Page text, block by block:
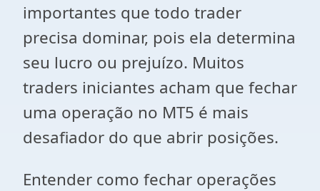
importantes que todo trader
precisa dominar, pois ela determina
seu lucro ou prejuízo. Muitos
traders iniciantes acham que fechar
uma operação no MT5 é mais
desafiador do que abrir posições.
Entender como fechar operações